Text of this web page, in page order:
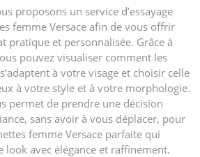
proposons un service d’essayage
femme Versace afin de vous offrir
pratique et personnalisée. Grâce à
pouvez visualiser comment les
à votre visage et choisir celle
à votre style et à votre morphologie.
permet de prendre une décision
sans avoir à vous déplacer, pour
femme Versace parfaite qui
look avec élégance et raffinement.